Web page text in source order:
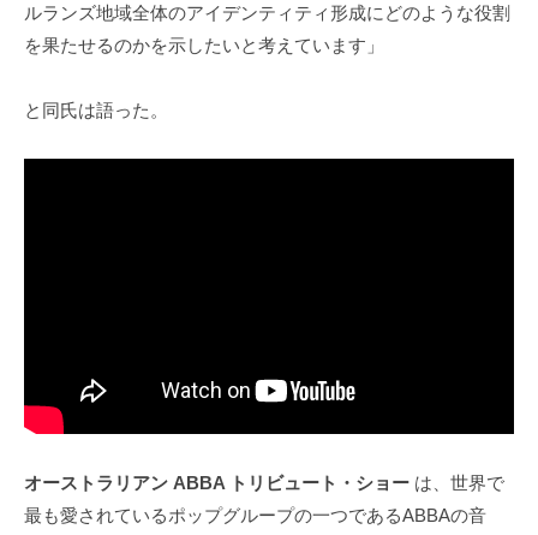
ルランズ地域全体のアイデンティティ形成にどのような役割
を果たせるのかを示したいと考えています」
と同氏は語った。
オーストラリアン ABBA トリビュート・ショー は、世界で
最も愛されているポップグループの一つであるABBAの音